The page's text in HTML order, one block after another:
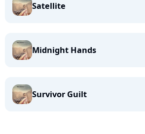
Satellite
Midnight Hands
Survivor Guilt